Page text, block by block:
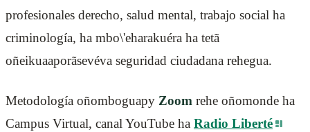
profesionales derecho, salud mental, trabajo social ha
criminología, ha mbo\'eharakuéra ha tetã
oñeikuaaporãsevéva seguridad ciudadana rehegua.
Metodología oñomboguapy Zoom rehe oñomonde ha
Campus Virtual, canal YouTube ha Radio Liberté